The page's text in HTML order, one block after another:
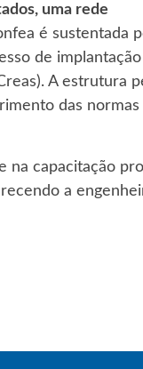
uma rede
é sustentada
de
A estrutura
das normas
na capacitação
a